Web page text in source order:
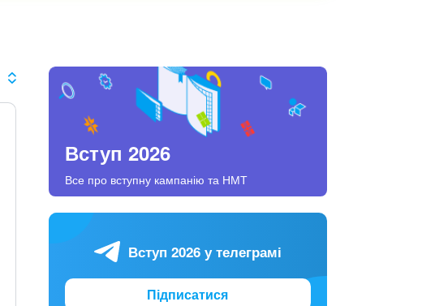
Вступ 2026
Все про вступну кампанію та НМТ
Вступ 2026 у телеграмі
Підписатися